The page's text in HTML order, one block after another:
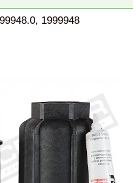
1999948